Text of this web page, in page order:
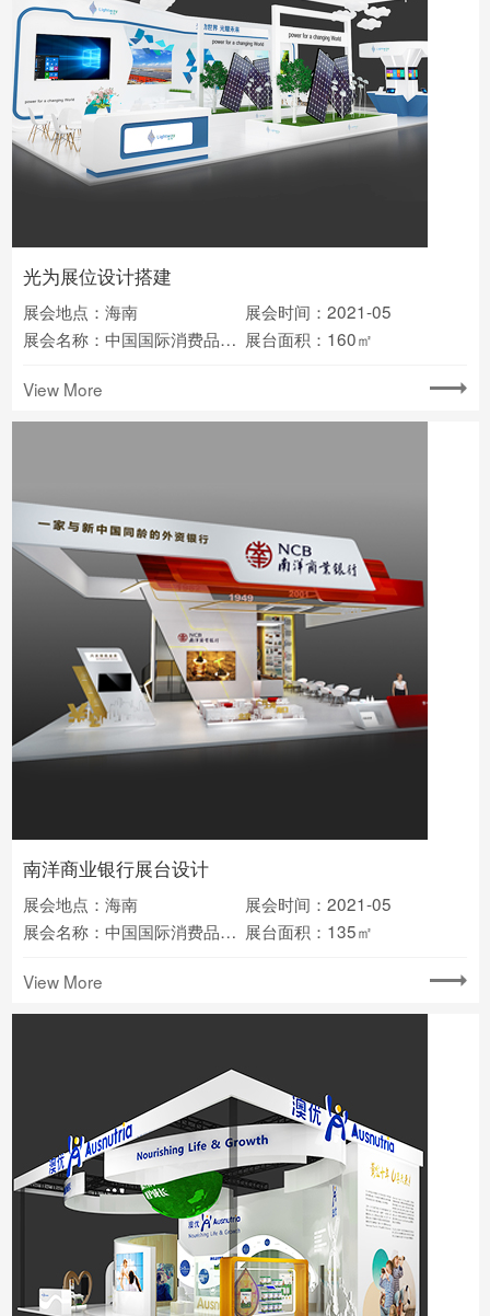
光为展位设计搭建
展会地点：海南
展会时间：2021-05
展会名称：中国国际消费品博览会 展台面积：160㎡
View More
南洋商业银行展台设计
展会地点：海南
展会时间：2021-05
展会名称：中国国际消费品博览会 展台面积：135㎡
View More